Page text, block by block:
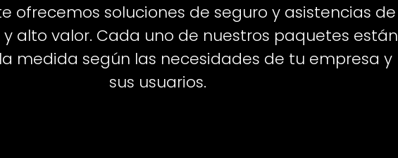
ofrecemos soluciones de seguro y asistencias de
alto valor. Cada uno de nuestros paquetes están
medida según las necesidades de tu empresa y
sus usuarios.